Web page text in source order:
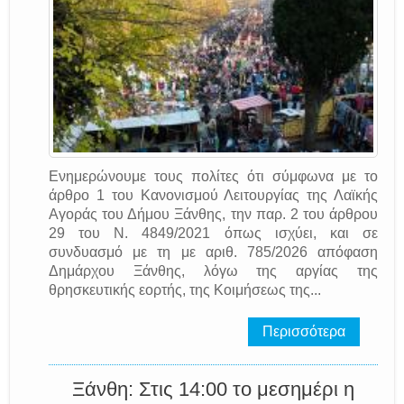
Ενημερώνουμε τους πολίτες ότι σύμφωνα με το
άρθρο 1 του Κανονισμού Λειτουργίας της Λαϊκής
Αγοράς του Δήμου Ξάνθης, την παρ. 2 του άρθρου
29 του Ν. 4849/2021 όπως ισχύει, και σε
συνδυασμό με τη με αριθ. 785/2026 απόφαση
Δημάρχου Ξάνθης, λόγω της αργίας της
θρησκευτικής εορτής, της Κοιμήσεως της...
Περισσότερα
Ξάνθη: Στις 14:00 το μεσημέρι η